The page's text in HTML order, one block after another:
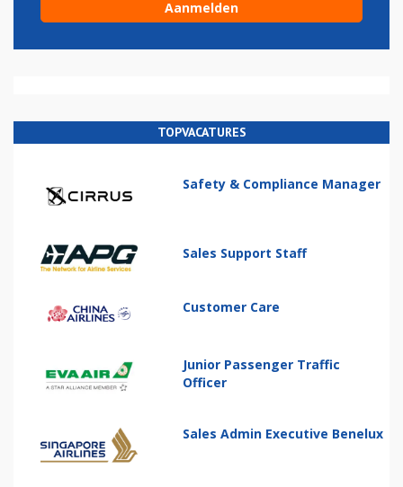
TOPVACATURES
Safety & Compliance Manager
Sales Support Staff
Customer Care
Junior Passenger Traffic
Officer
Sales Admin Executive Benelux